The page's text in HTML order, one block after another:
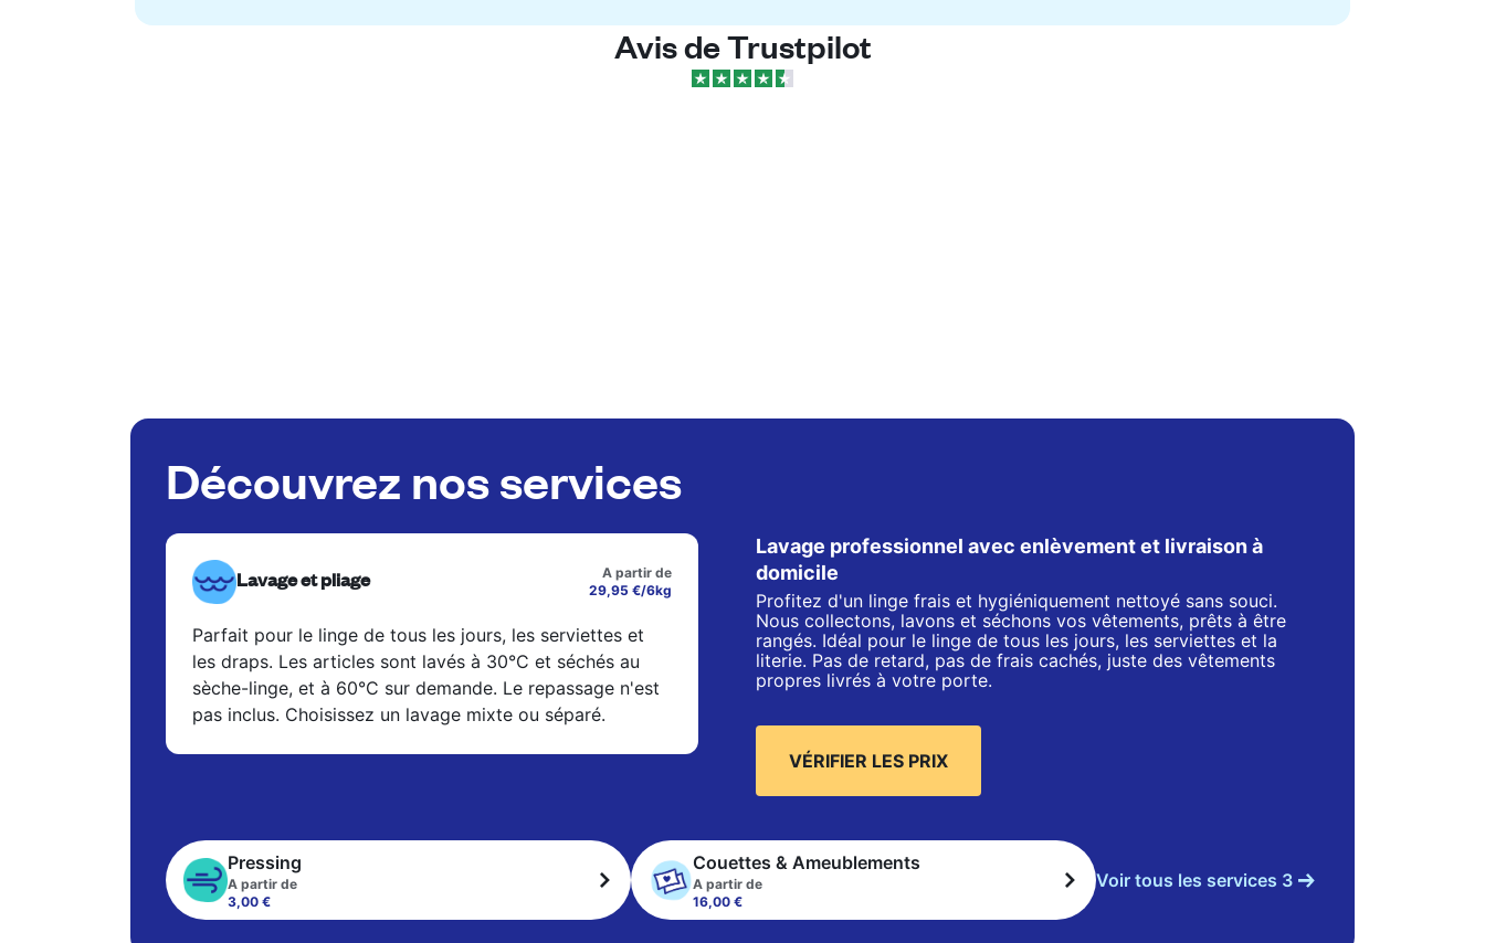
Avis de Trustpilot
Découvrez nos services
Lavage et pliage
A partir de
29,95 €/6kg
Parfait pour le linge de tous les jours, les serviettes et
les draps. Les articles sont lavés à 30°C et séchés au
sèche-linge, et à 60°C sur demande. Le repassage n'est
pas inclus. Choisissez un lavage mixte ou séparé.
Lavage professionnel avec enlèvement et livraison à
domicile
Profitez d'un linge frais et hygiéniquement nettoyé sans souci.
Nous collectons, lavons et séchons vos vêtements, prêts à être
rangés. Idéal pour le linge de tous les jours, les serviettes et la
literie. Pas de retard, pas de frais cachés, juste des vêtements
propres livrés à votre porte.
VÉRIFIER LES PRIX
Pressing
A partir de
3,00 €
Couettes & Ameublements
A partir de
16,00 €
Voir tous les services 3